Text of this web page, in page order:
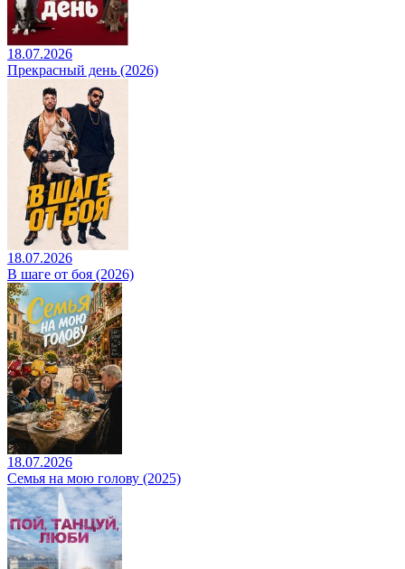
18.07.2026
Прекрасный день (2026)
18.07.2026
В шаге от боя (2026)
18.07.2026
Семья на мою голову (2025)